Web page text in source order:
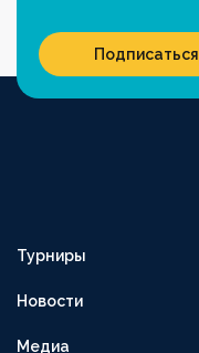
Турниры
OLIMPBET-КУБОК
Новости
Медиа
Подписаться